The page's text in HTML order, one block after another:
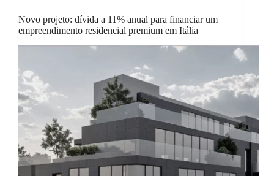
Novo projeto: dívida a 11% anual para financiar um
empreendimento residencial premium em Itália